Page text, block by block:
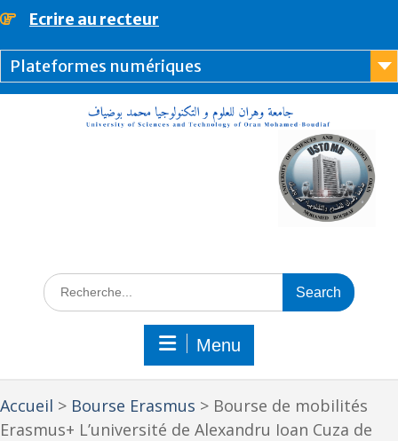
principal
Ecrire au recteur
Plateformes numériques
Menu
Accueil > Bourse Erasmus > Bourse de mobilités
Erasmus+ L’université de Alexandru Ioan Cuza de